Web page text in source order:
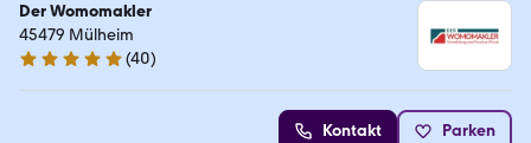
Der Womomakler
45479 Mülheim
4.9 Sterne
(40)
Kontakt Parken